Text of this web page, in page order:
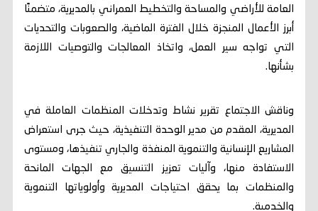
العامة للأراضي والمساحة والتخطيط العمراني بالمديرية، متضمنًا
أبرز الأعمال المنجزة خلال الفترة الماضية، والصعوبات والتحديات
التي تواجه سير العمل، واتخاذ المعالجات والتوصيات اللازمة
بشأنها.
وناقش الاجتماع تقرير نشاط وتدخلات المنظمات العاملة في
المديرية، المقدم من مدير الوحدة التنفيذية، حيث جرى استعراض
المشاريع الإنسانية والتنموية المنفذة والجاري تنفيذها، ومستوى
الاستفادة منها، وآليات تعزيز التنسيق مع الجهات المانحة
والمنظمات بما يحقق احتياجات المديرية وأولوياتها التنموية
والخدمية.